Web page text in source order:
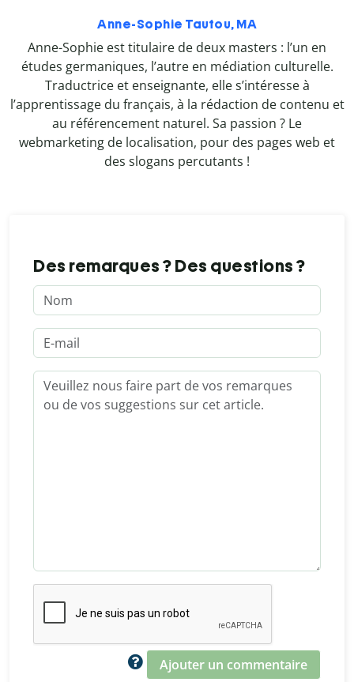
Anne-Sophie Tautou, MA
Anne-Sophie est titulaire de deux masters : l’un en
études germaniques, l’autre en médiation culturelle.
Traductrice et enseignante, elle s’intéresse à
l’apprentissage du français, à la rédaction de contenu et
au référencement naturel. Sa passion ? Le
webmarketing de localisation, pour des pages web et
des slogans percutants !
Des remarques ? Des questions ?
Ajouter un commentaire